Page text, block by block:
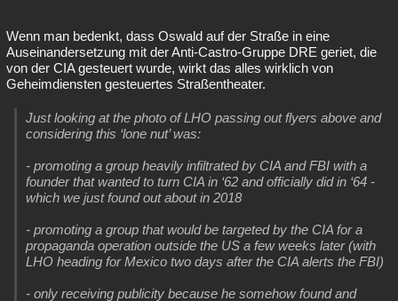
Wenn man bedenkt, dass Oswald auf der Straße in eine
Auseinandersetzung mit der Anti-Castro-Gruppe DRE geriet, die
von der CIA gesteuert wurde, wirkt das alles wirklich von
Geheimdiensten gesteuertes Straßentheater.
Just looking at the photo of LHO passing out flyers above and
considering this ‘lone nut’ was:
- promoting a group heavily infiltrated by CIA and FBI with a
founder that wanted to turn CIA in ‘62 and officially did in ‘64 -
which we just found out about in 2018
- promoting a group that would be targeted by the CIA for a
propaganda operation outside the US a few weeks later (with
LHO heading for Mexico two days after the CIA alerts the FBI)
- only receiving publicity because he somehow found and